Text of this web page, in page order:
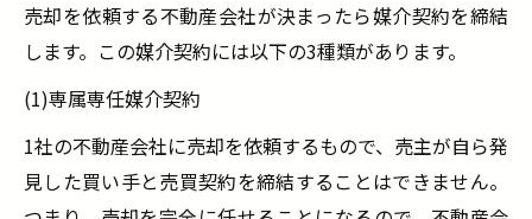
売却を依頼する不動産会社が決まったら媒介契約を締結
します。この媒介契約には以下の3種類があります。
(1)専属専任媒介契約
1社の不動産会社に売却を依頼するもので、売主が自ら発
見した買い手と売買契約を締結することはできません。